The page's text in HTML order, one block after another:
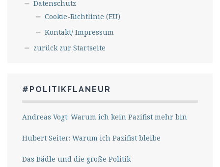
Datenschutz
Cookie-Richtlinie (EU)
Kontakt/ Impressum
zurück zur Startseite
#POLITIKFLANEUR
Andreas Vogt: Warum ich kein Pazifist mehr bin
Hubert Seiter: Warum ich Pazifist bleibe
Das Bädle und die große Politik